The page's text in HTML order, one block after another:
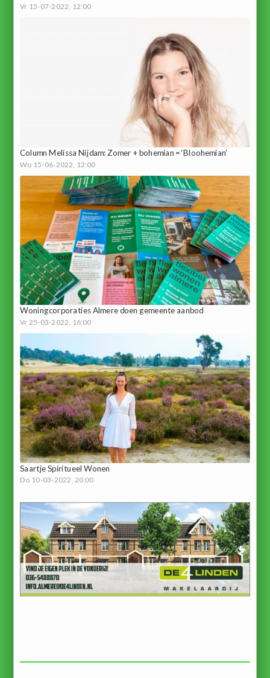
Vr 15-07-2022, 12:00
Column Melissa Nijdam: Zomer + bohemian = ‘Bloohemian’
Wo 15-06-2022, 12:00
Woningcorporaties Almere doen gemeente aanbod
Vr 25-03-2022, 16:00
Saartje Spiritueel Wonen
Do 10-03-2022, 20:00